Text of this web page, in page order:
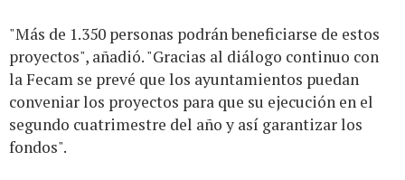
"Más de 1.350 personas podrán beneficiarse de estos
proyectos", añadió. "Gracias al diálogo continuo con
la Fecam se prevé que los ayuntamientos puedan
conveniar los proyectos para que su ejecución en el
segundo cuatrimestre del año y así garantizar los
fondos".